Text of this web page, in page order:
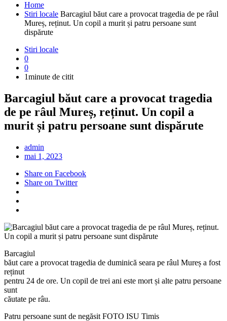
Home
Stiri locale Barcagiul băut care a provocat tragedia de pe râul
Mureș, reținut. Un copil a murit și patru persoane sunt
dispărute
Stiri locale
0
0
1minute de citit
Barcagiul băut care a provocat tragedia
de pe râul Mureș, reținut. Un copil a
murit și patru persoane sunt dispărute
admin
mai 1, 2023
Share on Facebook
Share on Twitter
Barcagiul
băut care a provocat tragedia de duminică seara pe râul Mureș a fost
reținut
pentru 24 de ore. Un copil de trei ani este mort și alte patru persoane
sunt
căutate pe râu.
Patru persoane sunt de negăsit FOTO ISU Timis